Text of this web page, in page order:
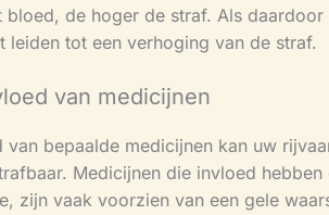
bloed, de hoger de straf. Als
leiden tot een verhoging van de straf.
van medicijnen
van bepaalde medicijnen kan uw
Medicijnen die invloed
zijn vaak voorzien van een gele